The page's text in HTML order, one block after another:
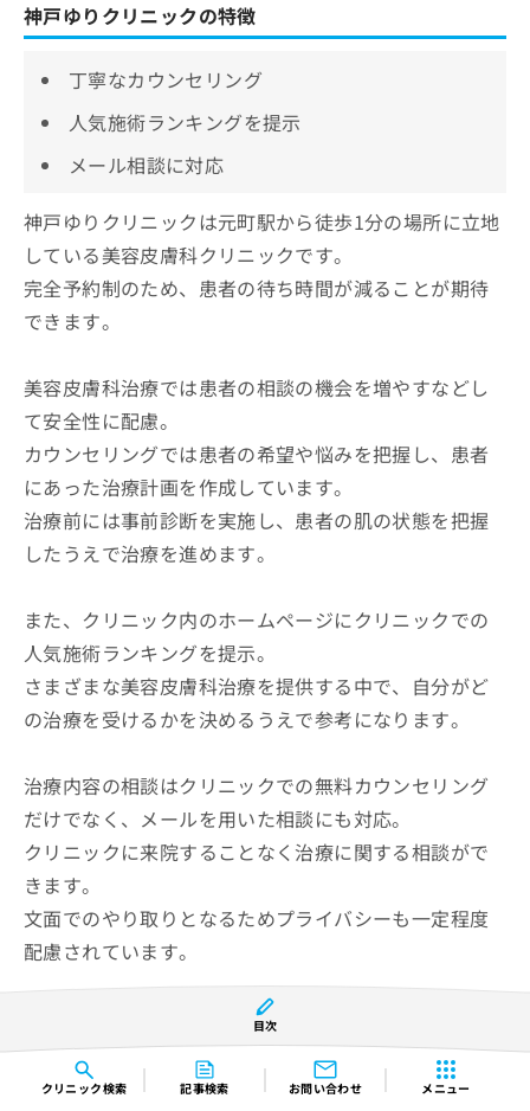
クリニック検索 記事検索 お問い合わせ メニュー
神戸ゆりクリニックの特徴
丁寧なカウンセリング
人気施術ランキングを提示
メール相談に対応
神戸ゆりクリニックは元町駅から徒歩1分の場所に立地
している美容皮膚科クリニックです。
完全予約制のため、患者の待ち時間が減ることが期待
できます。
美容皮膚科治療では患者の相談の機会を増やすなどし
て安全性に配慮。
カウンセリングでは患者の希望や悩みを把握し、患者
にあった治療計画を作成しています。
治療前には事前診断を実施し、患者の肌の状態を把握
したうえで治療を進めます。
また、クリニック内のホームページにクリニックでの
人気施術ランキングを提示。
さまざまな美容皮膚科治療を提供する中で、自分がど
の治療を受けるかを決めるうえで参考になります。
治療内容の相談はクリニックでの無料カウンセリング
だけでなく、メールを用いた相談にも対応。
クリニックに来院することなく治療に関する相談がで
きます。
文面でのやり取りとなるためプライバシーも一定程度
配慮されています。
神戸ゆりクリニックの紹介ページはこちら
目次